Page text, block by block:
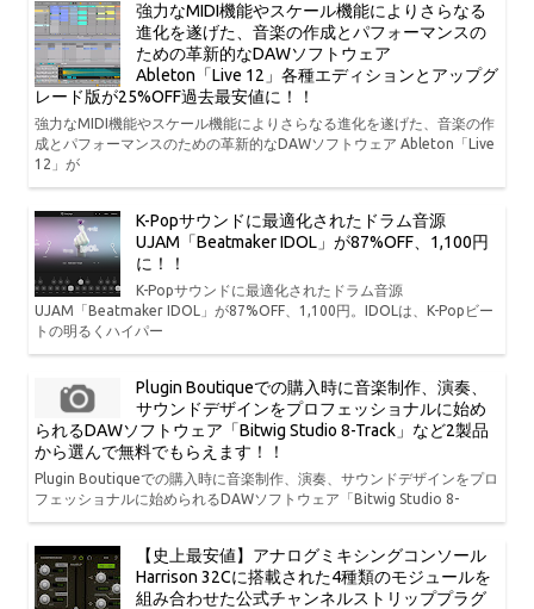
強力なMIDI機能やスケール機能によりさらなる
進化を遂げた、音楽の作成とパフォーマンスの
ための革新的なDAWソフトウェア
Ableton「Live 12」各種エディションとアップグ
レード版が25%OFF過去最安値に！！
強力なMIDI機能やスケール機能によりさらなる進化を遂げた、音楽の作
成とパフォーマンスのための革新的なDAWソフトウェア Ableton「Live
12」が
K-Popサウンドに最適化されたドラム音源
UJAM「Beatmaker IDOL」が87%OFF、1,100円
に！！
K-Popサウンドに最適化されたドラム音源
UJAM「Beatmaker IDOL」が87%OFF、1,100円。IDOLは、K-Popビー
トの明るくハイパー
Plugin Boutiqueでの購入時に音楽制作、演奏、
サウンドデザインをプロフェッショナルに始め
られるDAWソフトウェア「Bitwig Studio 8-Track」など2製品
から選んで無料でもらえます！！
Plugin Boutiqueでの購入時に音楽制作、演奏、サウンドデザインをプロ
フェッショナルに始められるDAWソフトウェア「Bitwig Studio 8-
【史上最安値】アナログミキシングコンソール
Harrison 32Cに搭載された4種類のモジュールを
組み合わせた公式チャンネルストリッププラグ